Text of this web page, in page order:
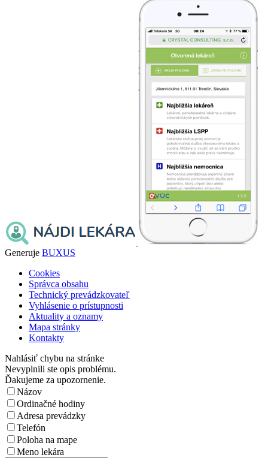
Generuje BUXUS
Cookies
Správca obsahu
Technický prevádzkovateľ
Vyhlásenie o prístupnosti
Aktuality a oznamy
Mapa stránky
Kontakty
Nahlásiť chybu na stránke
Nevyplnili ste opis problému.
Ďakujeme za upozornenie.
Názov
Ordinačné hodiny
Adresa prevádzky
Telefón
Poloha na mape
Meno lekára